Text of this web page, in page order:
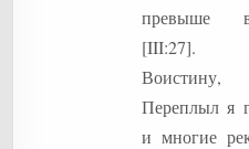
превыше
[III:27].
Переплыл я
и многие